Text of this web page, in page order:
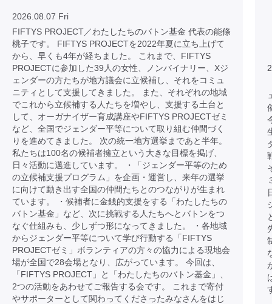
2026.08.07 Fri
FIFTYS PROJECT／わたしたちのバトン基金 代表の能條
桃子です。 FIFTYS PROJECTを2022年夏に立ち上げて
から、早くも4年が経ちました。 これまで、FIFTYS
PROJECTに参加した39人の女性、ノンバイナリー、Xジ
ェンダーの方たちが地方議会に立候補し、それをコミュ
ニティとして支援してきました。 また、それぞれの地域
でこれから立候補する人たちを増やし、支援する土台と
して、オーガナイザー育成講座やFIFTYS PROJECTゼミ
など、全国でジェンダー平等について取り組む仲間づく
りを進めてきました。 次の統一地方選挙まであと半年。
私たちは100名の候補者擁立という大きな目標を掲げ、
日々活動に邁進しています。 ・「ジェンダー平等のため
の立候補支援プログラム」を企画・運営し、来年の選挙
に向けて動き出す全国の仲間たちとのつながりが生まれ
ています。 ・候補者に金銭的支援をする「わたしたちの
バトン基金」など、次に挑戦する人たちへとバトンをつ
なぐ仕組みも、少しずつ形になってきました。 ・各地域
からジェンダー平等について学び行動する「FIFTYS
PROJECTゼミ」ボランティアの方々の協力による現地会
場が全国で28会場となり、広がっています。 今回は、
「FIFTYS PROJECT」と「わたしたちのバトン基金」、
2つの活動をあわせてご報告する会です。 これまで寄付
やサポーターとして関わってくださったみなさんをはじ